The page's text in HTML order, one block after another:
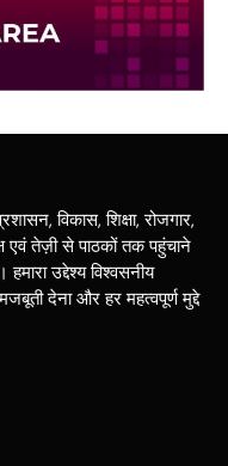
विकास, शिक्षा, रोजगार,
एवं तेज़ी से पाठकों तक पहुंचाने
उद्देश्य विश्वसनीय
देना और हर महत्वपूर्ण मुद्दे